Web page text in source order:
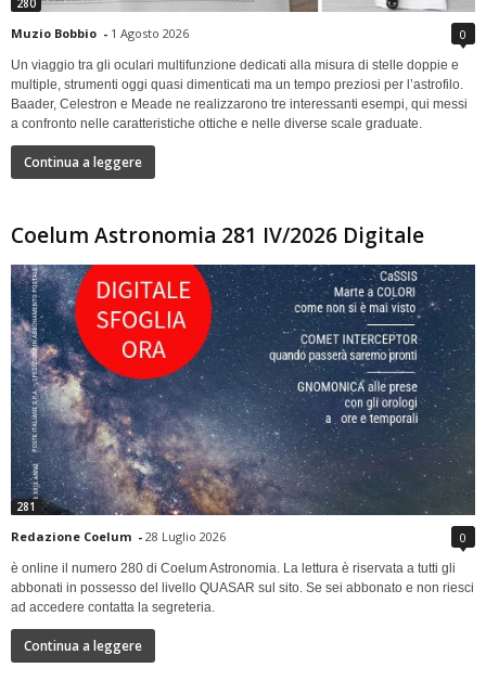
280
Muzio Bobbio - 1 Agosto 2026 0
Un viaggio tra gli oculari multifunzione dedicati alla misura di stelle doppie e
multiple, strumenti oggi quasi dimenticati ma un tempo preziosi per l’astrofilo.
Baader, Celestron e Meade ne realizzarono tre interessanti esempi, qui messi
a confronto nelle caratteristiche ottiche e nelle diverse scale graduate.
Continua a leggere
Coelum Astronomia 281 IV/2026 Digitale
281
Redazione Coelum - 28 Luglio 2026 0
è online il numero 280 di Coelum Astronomia. La lettura è riservata a tutti gli
abbonati in possesso del livello QUASAR sul sito. Se sei abbonato e non riesci
ad accedere contatta la segreteria.
Continua a leggere